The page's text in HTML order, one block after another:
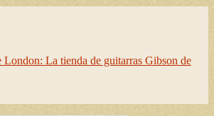
London: La tienda de guitarras Gibson de